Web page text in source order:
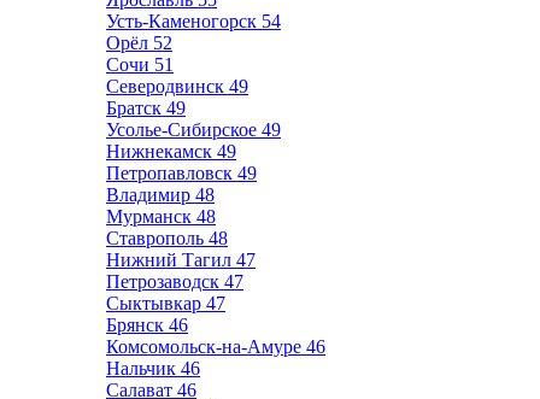
Усть-Каменогорск 54
Орёл 52
Сочи 51
Северодвинск 49
Братск 49
Усолье-Сибирское 49
Нижнекамск 49
Петропавловск 49
Владимир 48
Мурманск 48
Ставрополь 48
Нижний Тагил 47
Петрозаводск 47
Сыктывкар 47
Брянск 46
Комсомольск-на-Амуре 46
Нальчик 46
Салават 46